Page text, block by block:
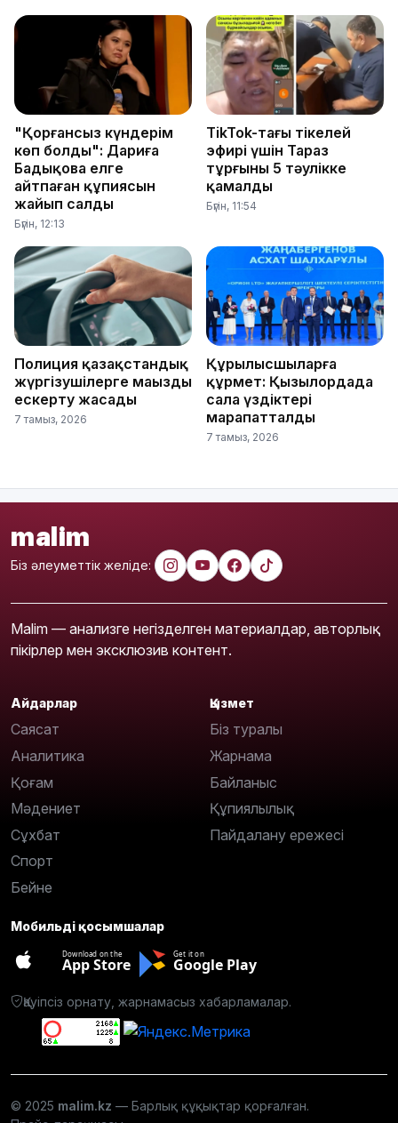
"Қорғансыз күндерім
көп болды": Дариға
Бадықова елге
айтпаған құпиясын
жайып салды
Бүгін, 12:13
TikTok-тағы тікелей
эфирі үшін Тараз
тұрғыны 5 тәулікке
қамалды
Бүгін, 11:54
Полиция қазақстандық
жүргізушілерге маңызды
ескерту жасады
7 тамыз, 2026
Құрылысшыларға
құрмет: Қызылордада
сала үздіктері
марапатталды
7 тамыз, 2026
malim
Біз әлеуметтік желіде:
Malim — анализге негізделген материалдар, авторлық
пікірлер мен эксклюзив контент.
Айдарлар
Саясат
Аналитика
Қоғам
Мәдениет
Сұхбат
Спорт
Бейне
Қызмет
Біз туралы
Жарнама
Байланыс
Құпиялылық
Пайдалану ережесі
Мобильді қосымшалар
Download on the
App Store
Get it on
Google Play
Қауіпсіз орнату, жарнамасыз хабарламалар.
© 2025 malim.kz — Барлық құқықтар қорғалған.